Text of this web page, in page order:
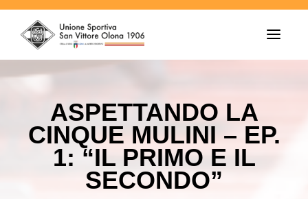
T
g
v
i
ASPETTANDO LA
CINQUE MULINI – EP.
1: “IL PRIMO E IL
SECONDO”